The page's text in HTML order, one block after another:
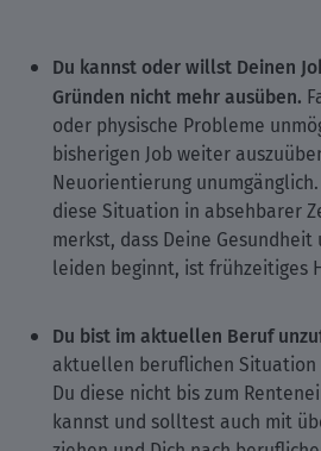
Du kannst oder willst Deinen
Gründen nicht mehr ausüben.
oder physische Probleme
bisherigen Job weiter
Neuorientierung
diese Situation in absehbarer
merkst, dass Deine
leiden beginnt, ist frühzeitiges
Du bist im aktuellen Beruf
aktuellen beruflichen
Du diese nicht bis zum
kannst und solltest auch mit